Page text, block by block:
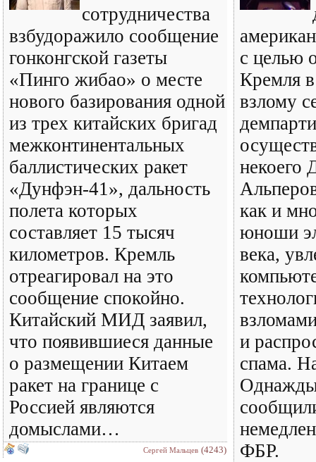
сотрудничества
взбудоражило сообщение
гонконгской газеты
«Пинго жибао» о месте
нового базирования одной
из трех китайских бригад
межконтинентальных
баллистических ракет
«Дунфэн-41», дальность
полета которых
составляет 15 тысяч
километров. Кремль
отреагировал на это
сообщение спокойно.
Китайский МИД заявил,
что появившиеся данные
о размещении Китаем
ракет на границе с
Россией являются
домыслами…
Сергей Мальцев (4243)
с целью
Кремля
взлому
некоего
как и
юноши
века,
и
спама.
ФБР.